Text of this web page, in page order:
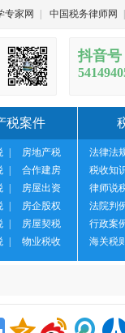
专家网 中国税务律师网
抖音号
税案件
房地产税
合作建房
房屋出资
房企股权
房屋契税
物业税收
法律法
税收知
律师说
法院判
行政案
海关税则